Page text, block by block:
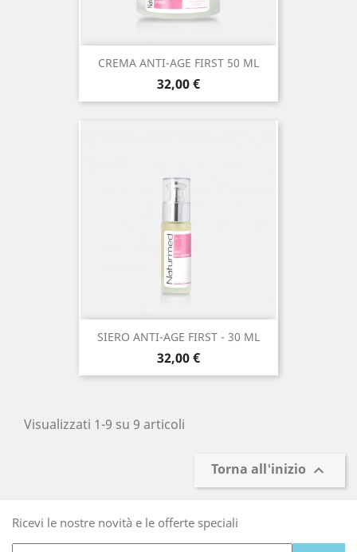
CREMA ANTI-AGE FIRST 50 ML
Prezzo
32,00 €
SIERO ANTI-AGE FIRST - 30 ML
Prezzo
32,00 €
Visualizzati 1-9 su 9 articoli
Torna all'inizio 
Ricevi le nostre novità e le offerte speciali